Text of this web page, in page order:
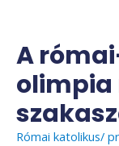
content
A
olimpia
Római katolikus/